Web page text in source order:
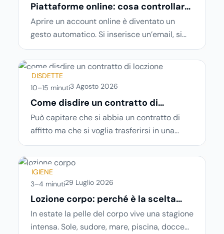
Piattaforme online: cosa controllare
prima di iscriversi e usare servizi in
tempo reale
Aprire un account online è diventato un
gesto automatico. Si inserisce un’email, si
sceglie una password, si accetta una serie
di condizioni senza leggerle davvero. Tutto
avviene in pochi minuti, spesso senza che ci
si fermi a capire dove si sta entrando.
DISDETTE
10–15 minuti3 Agosto 2026
Come disdire un contratto di
locazione in modo corretto ed
efficace
Può capitare che si abbia un contratto di
affitto ma che si voglia trasferirsi in una
nuova città o si abbiano problemi a pagare il
canone, per cui si comincia a cercare
un’altra abitazione: è legittimo chiedersi se è
possibiledisdire il contratto di locazione
prima che scada. In questa guida capiremo
come inviare la disdetta per un contratto di
affitto.
IGIENE
3–4 minuti29 Luglio 2026
Lozione corpo: perché è la scelta
ideale per idratare la pelle in estate
In estate la pelle del corpo vive una stagione
intensa. Sole, sudore, mare, piscina, docce